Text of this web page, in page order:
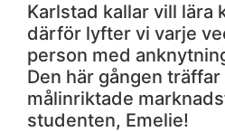
Karlstad kallar vill lära
därför lyfter vi varje
person med
Den här gången
målinriktade
studenten, Emelie!